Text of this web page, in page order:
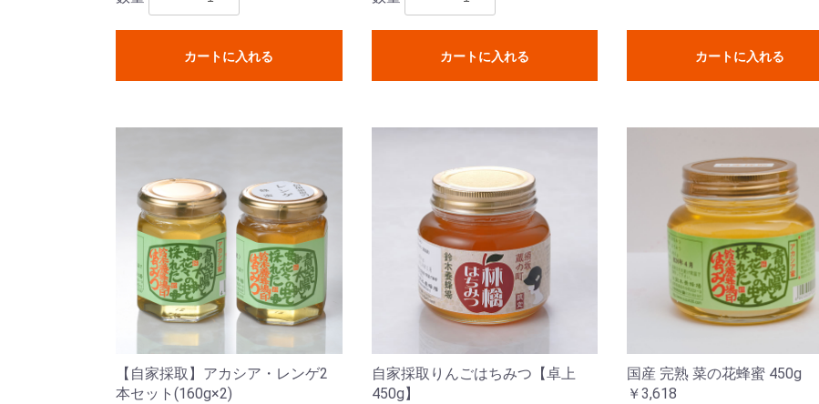
カートに入れる カートに入れる カートに入れる
【自家採取】アカシア・レンゲ2
本セット(160g×2)
自家採取りんごはちみつ【卓上
450g】
国産 完熟 菜の花蜂蜜 450g
￥3,618